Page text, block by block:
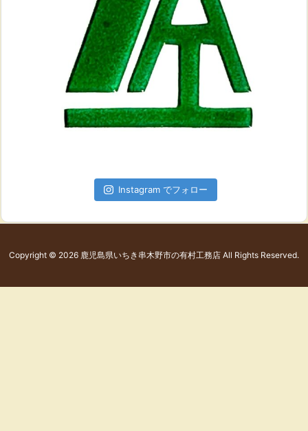
Instagram でフォロー
Copyright © 2026 鹿児島県いちき串木野市の有村工務店 All Rights Reserved.